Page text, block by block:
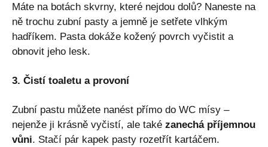
Máte na botách skvrny, které nejdou dolů? Naneste na
ně trochu zubní pasty a jemně je setřete vlhkým
hadříkem. Pasta dokáže kožený povrch vyčistit a
obnovit jeho lesk.
3. Čistí toaletu a provoní
Zubní pastu můžete nanést přímo do WC mísy –
nejenže ji krásně vyčistí, ale také zanechá příjemnou
vůni. Stačí pár kapek pasty rozetřít kartáčem.